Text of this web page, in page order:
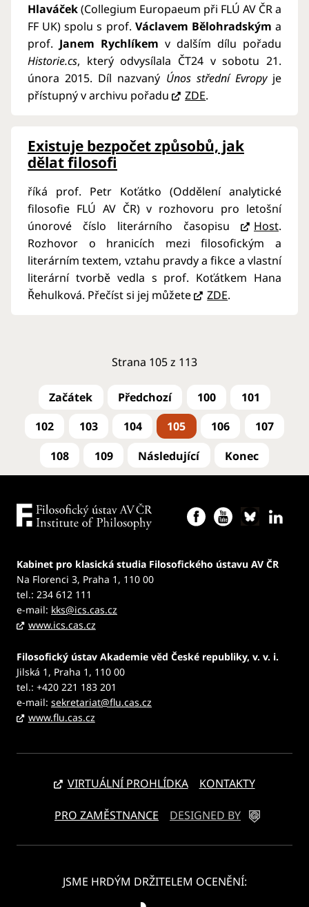
Hlaváček(Collegium Europaeum při FLÚ AV ČR a
FF UK) spolu s prof. Václavem Bělohradským a
prof. Janem Rychlíkem v dalším dílu pořadu
Historie.cs, který odvysílala ČT24 v sobotu 21.
února 2015. Díl nazvaný Únos střední Evropyje
přístupný v archivu pořadu
ZDE.
Existuje bezpočet způsobů, jak
dělat filosofi
říká prof. Petr Koťátko (Oddělení analytické
filosofie FLÚ AV ČR) v rozhovoru pro letošní
únorové číslo literárního časopisu
Host.
Rozhovor o hranicích mezi filosofickým a
literárním textem, vztahu pravdy a fikce a vlastní
literární tvorbě vedla s prof. Koťátkem Hana
Řehulková. Přečíst si jej můžete
ZDE.
Strana 105 z 113
100
101
102
103 104 105 106
107
108
109
Kabinet pro klasická studia Filosofického ústavu AV ČR
Na Florenci 3, Praha 1, 110 00
tel.: 234 612 111
e-mail: kks@ics.cas.cz
www.ics.cas.cz
Filosofický ústav Akademie věd České republiky, v. v. i.
Jilská 1, Praha 1, 110 00
tel.: +420 221 183 201
e-mail: sekretariat@flu.cas.cz
www.flu.cas.cz
VIRTUÁLNÍ PROHLÍDKA KONTAKTY
PRO ZAMĚSTNANCE DESIGNED BY
JSME HRDÝM DRŽITELEM OCENĚNÍ: